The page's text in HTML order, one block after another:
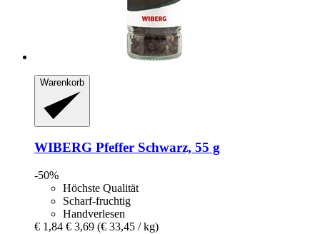
Warenkorb
WIBERG Pfeffer Schwarz, 55 g
-50%
Höchste Qualität
Scharf-fruchtig
Handverlesen
€ 1,84 € 3,69 (€ 33,45 / kg)